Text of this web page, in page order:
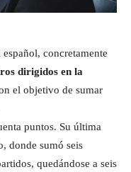
concretamente
dirigidos en la
el objetivo de sumar
puntos. Su última
donde sumó seis
quedándose a seis